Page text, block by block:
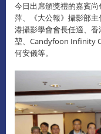
今日出席頒獎禮的嘉賓
萍、《大公報》攝影部
港攝影學會會長任適、
堃、Candyfoon Infinity
何安儀等。